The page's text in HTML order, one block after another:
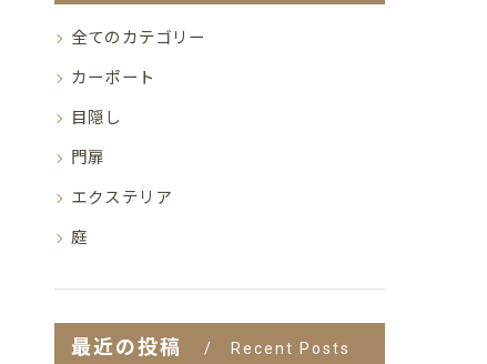
全てのカテゴリー
カーポート
目隠し
門扉
エクステリア
庭
最近の投稿 Recent Posts